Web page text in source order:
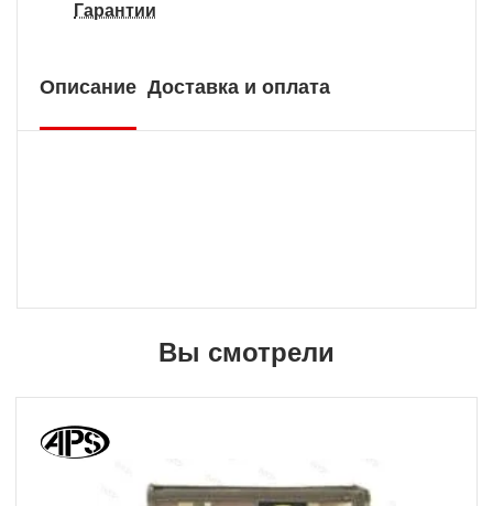
Гарантии
Описание Доставка и оплата
Вы смотрели